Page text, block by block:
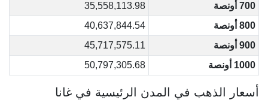
700 أونصة
35,558,113.98
800 أونصة
40,637,844.54
900 أونصة
45,717,575.11
1000 أونصة
50,797,305.68
أسعار الذهب في المدن الرئيسية في غانا